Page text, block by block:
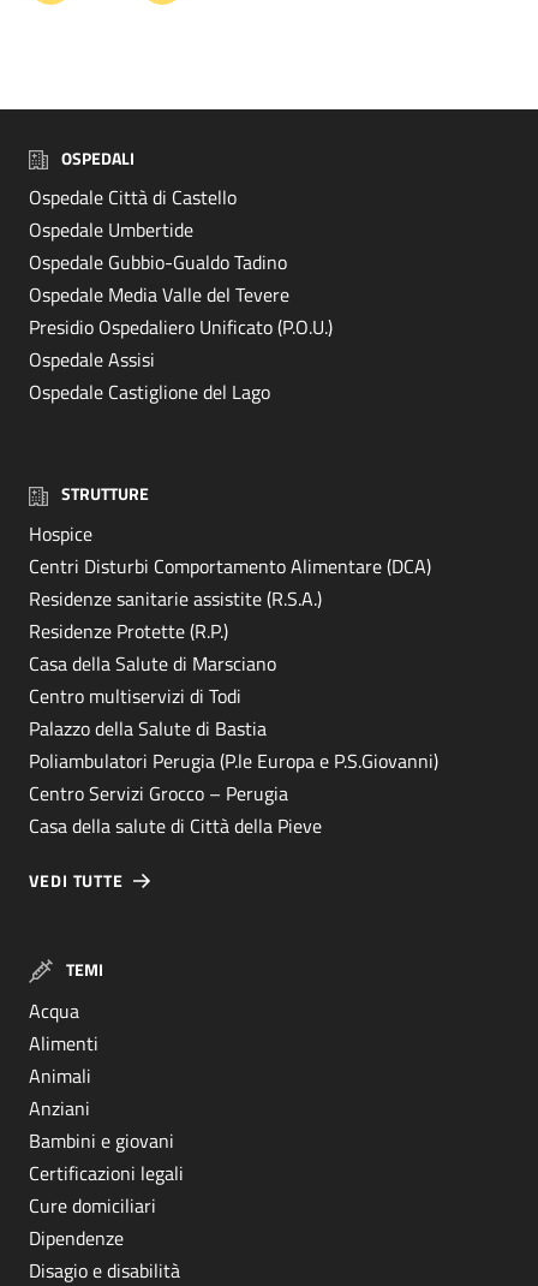
OSPEDALI
Ospedale Città di Castello
Ospedale Umbertide
Ospedale Gubbio-Gualdo Tadino
Ospedale Media Valle del Tevere
Presidio Ospedaliero Unificato (P.O.U.)
Ospedale Assisi
Ospedale Castiglione del Lago
STRUTTURE
Hospice
Centri Disturbi Comportamento Alimentare (DCA)
Residenze sanitarie assistite (R.S.A.)
Residenze Protette (R.P.)
Casa della Salute di Marsciano
Centro multiservizi di Todi
Palazzo della Salute di Bastia
Poliambulatori Perugia (P.le Europa e P.S.Giovanni)
Centro Servizi Grocco – Perugia
Casa della salute di Città della Pieve
VEDI TUTTE
TEMI
Acqua
Alimenti
Animali
Anziani
Bambini e giovani
Certificazioni legali
Cure domiciliari
Dipendenze
Disagio e disabilità